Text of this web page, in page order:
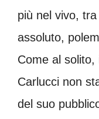
più nel vivo,
assoluto,
Come al
Carlucci non
del suo